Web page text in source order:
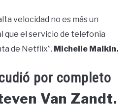
velocidad no es más un
que el servicio de telefonía
de Netflix”. Michelle Malkin.
por completo
Van Zandt.